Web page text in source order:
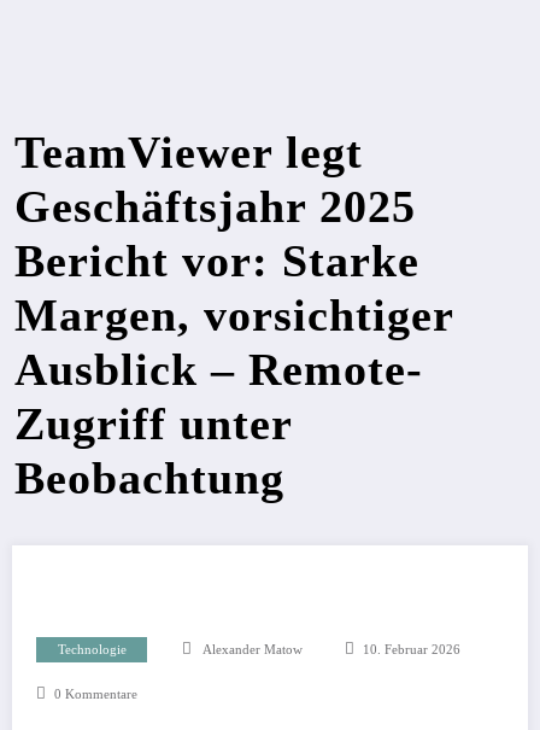
TeamViewer legt
Geschäftsjahr 2025
Bericht vor: Starke
Margen, vorsichtiger
Ausblick – Remote-
Zugriff unter
Beobachtung
Technologie Alexander Matow 10. Februar 2026
0 Kommentare